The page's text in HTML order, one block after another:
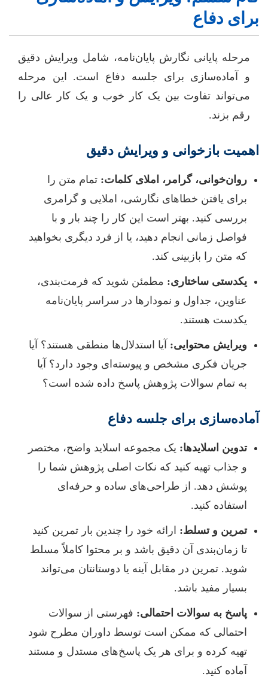
برای دفاع
مرحله پایانی نگارش پایان‌نامه، شامل ویرایش دقیق
و آماده‌سازی برای جلسه دفاع است. این مرحله
می‌تواند تفاوت بین یک کار خوب و یک کار عالی را
رقم بزند.
اهمیت بازخوانی و ویرایش دقیق
روان‌خوانی، گرامر، املای کلمات: تمام متن را
برای یافتن خطاهای نگارشی، املایی و گرامری
بررسی کنید. بهتر است این کار را چند بار و با
فواصل زمانی انجام دهید، یا از فرد دیگری بخواهید
که متن را بازبینی کند.
یکدستی ساختاری: مطمئن شوید که فرمت‌بندی،
عناوین، جداول و نمودارها در سراسر پایان‌نامه
یکدست هستند.
ویرایش محتوایی: آیا استدلال‌ها منطقی هستند؟ آیا
جریان فکری مشخص و پیوسته‌ای وجود دارد؟ آیا
به تمام سوالات پژوهش پاسخ داده شده است؟
آماده‌سازی برای جلسه دفاع
تدوین اسلایدها: یک مجموعه اسلاید واضح، مختصر
و جذاب تهیه کنید که نکات اصلی پژوهش شما را
پوشش دهد. از طراحی‌های ساده و حرفه‌ای
استفاده کنید.
تمرین و تسلط: ارائه خود را چندین بار تمرین کنید
تا زمان‌بندی آن دقیق باشد و بر محتوا کاملاً مسلط
شوید. تمرین در مقابل آینه یا دوستانتان می‌تواند
بسیار مفید باشد.
پاسخ به سوالات احتمالی: فهرستی از سوالات
احتمالی که ممکن است توسط داوران مطرح شود
تهیه کرده و برای هر یک پاسخ‌های مستدل و مستند
آماده کنید.